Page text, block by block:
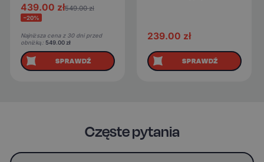
439.00 zł549.00zł
−20%
Najniższa cena z 30 dni przed
obniżką: 549.00zł
SPRAWDŹ
239.00 zł
SPRAWDŹ
Częste pytania